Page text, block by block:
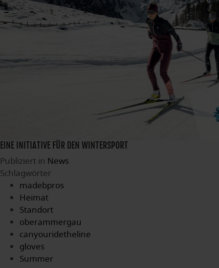
EINE INITIATIVE FÜR DEN WINTERSPORT
Publiziert in News
Schlagwörter
madebpros
Heimat
Standort
oberammergau
canyouridetheline
gloves
Summer